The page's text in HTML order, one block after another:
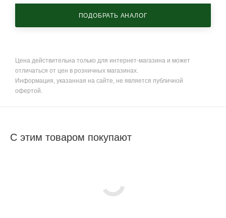
ПОДОБРАТЬ АНАЛОГ
Цена действительна только для интернет-магазина и может
отличаться от цен в розничных магазинах.
Информация, указанная на сайте, не является публичной
офертой.
С этим товаром покупают